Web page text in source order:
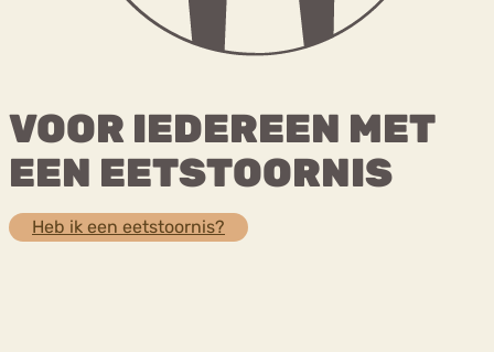
VOOR IEDEREEN MET
EEN EETSTOORNIS
Heb ik een eetstoornis?
Forum
Nerv
osa
Eetbuien Piekeren Sport
Trauma
Orthorexia
Afvallen